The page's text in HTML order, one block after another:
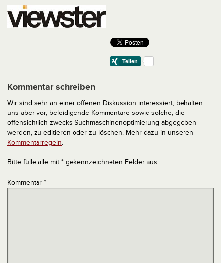
Kommentar schreiben
Wir sind sehr an einer offenen Diskussion interessiert, behalten
uns aber vor, beleidigende Kommentare sowie solche, die
offensichtlich zwecks Suchmaschinenoptimierung abgegeben
werden, zu editieren oder zu löschen. Mehr dazu in unseren
Kommentarregeln.
Bitte fülle alle mit * gekennzeichneten Felder aus.
Kommentar *